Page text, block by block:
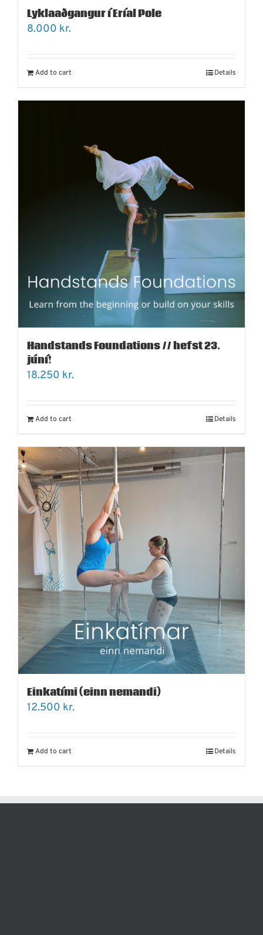
Lyklaaðgangur í Eríal Pole
8.000 kr.
Add to cart Details
Handstands Foundations // hefst 23.
júní!
18.250 kr.
Add to cart Details
Einkatími (einn nemandi)
12.500 kr.
Add to cart Details